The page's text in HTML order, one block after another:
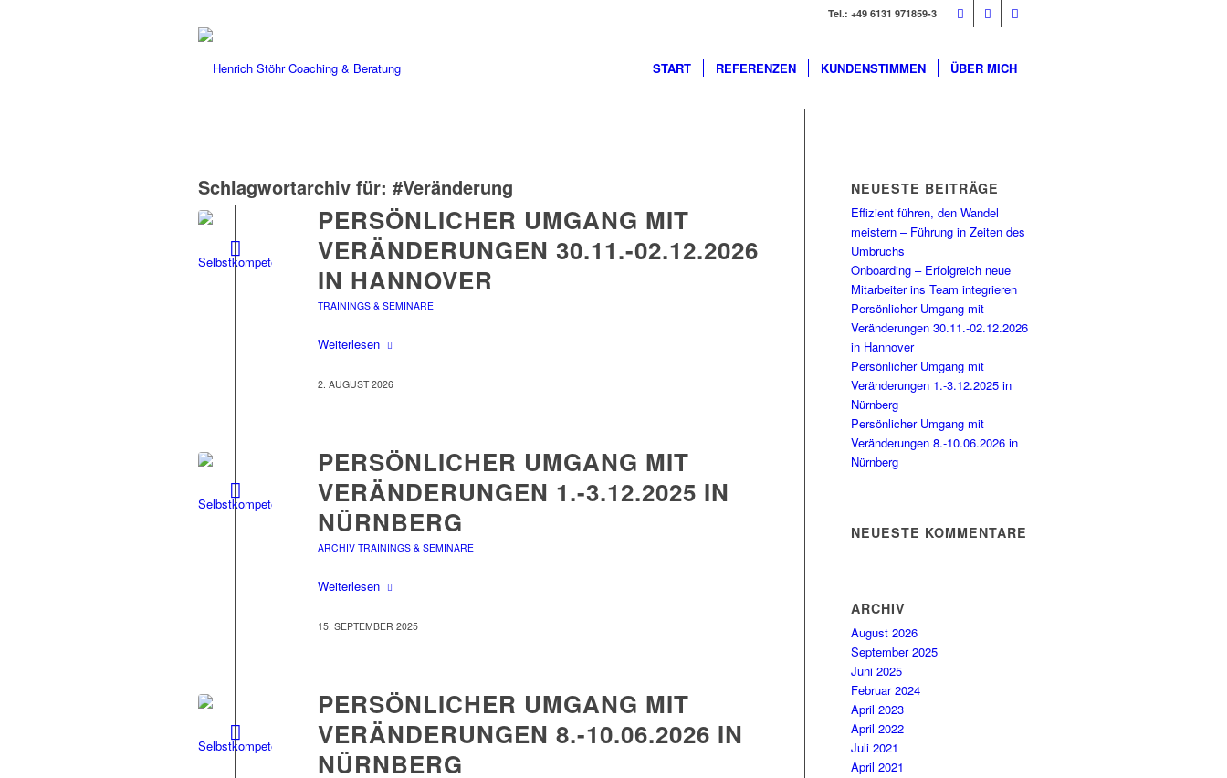
Tel.: +49 6131 971859-3
START REFERENZEN KUNDENSTIMMEN ÜBER MICH
Schlagwortarchiv für: #Veränderung
PERSÖNLICHER UMGANG MIT
VERÄNDERUNGEN 30.11.-02.12.2026
IN HANNOVER
TRAININGS & SEMINARE
Weiterlesen
2. AUGUST 2026
PERSÖNLICHER UMGANG MIT
VERÄNDERUNGEN 1.-3.12.2025 IN
NÜRNBERG
ARCHIV TRAININGS & SEMINARE
Weiterlesen
15. SEPTEMBER 2025
PERSÖNLICHER UMGANG MIT
VERÄNDERUNGEN 8.-10.06.2026 IN
NÜRNBERG
NEUESTE BEITRÄGE
Effizient führen, den Wandel
meistern – Führung in Zeiten des
Umbruchs
Onboarding – Erfolgreich neue
Mitarbeiter ins Team integrieren
Persönlicher Umgang mit
Veränderungen 30.11.-02.12.2026
in Hannover
Persönlicher Umgang mit
Veränderungen 1.-3.12.2025 in
Nürnberg
Persönlicher Umgang mit
Veränderungen 8.-10.06.2026 in
Nürnberg
NEUESTE KOMMENTARE
ARCHIV
August 2026
September 2025
Juni 2025
Februar 2024
April 2023
April 2022
Juli 2021
April 2021